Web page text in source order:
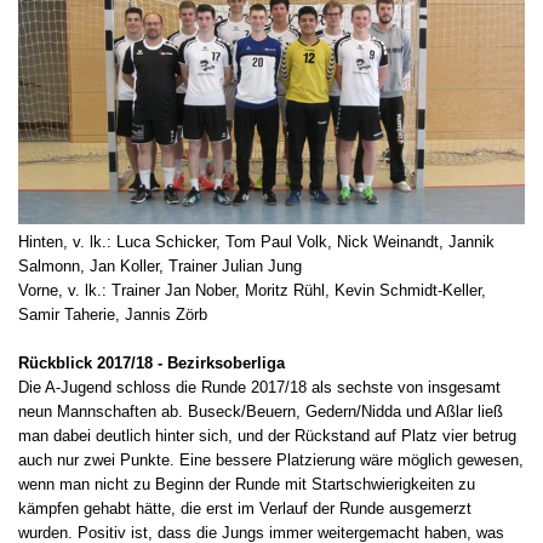
Hinten, v. lk.: Luca Schicker, Tom Paul Volk, Nick Weinandt, Jannik
Salmonn, Jan Koller, Trainer Julian Jung
Vorne, v. lk.: Trainer Jan Nober, Moritz Rühl, Kevin Schmidt-Keller,
Samir Taherie, Jannis Zörb
Rückblick 2017/18 - Bezirksoberliga
Die A-Jugend schloss die Runde 2017/18 als sechste von insgesamt
neun Mannschaften ab. Buseck/Beuern, Gedern/Nidda und Aßlar ließ
man dabei deutlich hinter sich, und der Rückstand auf Platz vier betrug
auch nur zwei Punkte. Eine bessere Platzierung wäre möglich gewesen,
wenn man nicht zu Beginn der Runde mit Startschwierigkeiten zu
kämpfen gehabt hätte, die erst im Verlauf der Runde ausgemerzt
wurden. Positiv ist, dass die Jungs immer weitergemacht haben, was